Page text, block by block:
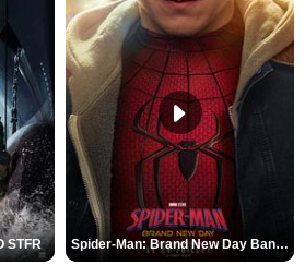
STFR Spider-Man: Brand New Day Bande-annonce VO STFR